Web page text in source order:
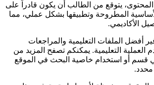
المحتوى، يتوقع من الطالب أن يكون قادراً على
المطروحة وتطبيقها بشكل عملي، مما
الأكاديمي.
أفضل الملفات التعليمية والمراجعات
العملية التعليمية. يمكنكم تصفح المزيد من
قسم
أو استخدام خاصية البحث في الموقع